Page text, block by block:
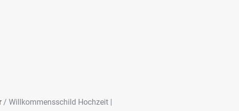
/ Willkommensschild Hochzeit |